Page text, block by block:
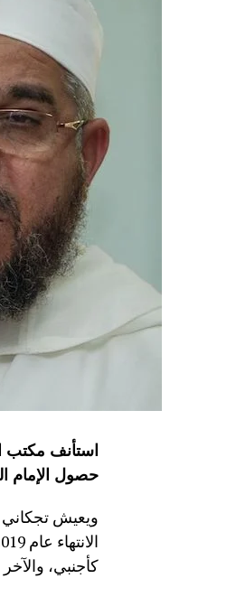
استأنف مكتب
حصول الإمام
ويعيش تجكاني
كأجنبي،